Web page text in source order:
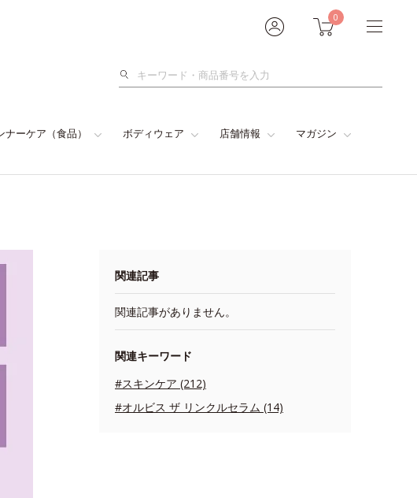
0
検
ナーケア（食品） ボディウェア 店舗情報 マガジン
関連記事
関連記事がありません。
関連キーワード
#スキンケア (212)
#オルビス ザ リンクルセラム (14)